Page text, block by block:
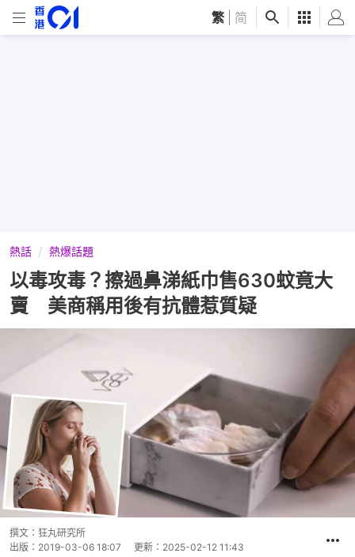
繁 简
熱話 熱爆話題
以毒攻毒？擦過鼻涕紙巾售630蚊竟大
賣 美商稱用後有抗體惹質疑
撰文： 狂丸研究所
出版： 2019-03-06 18:07 更新： 2025-02-12 11:43